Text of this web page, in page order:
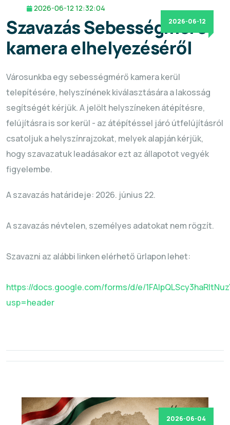
2026-06-12
2026-06-12 12:32:04
Szavazás Sebességmérő
kamera elhelyezéséről
Városunkba egy sebességmérő kamera kerül
telepítésére, helyszínének kiválasztására a lakosság
segítségét kérjük. A jelölt helyszíneken átépítésre,
felújításra is sor kerül - az átépítéssel járó útfelújításról
csatoljuk a helyszínrajzokat, melyek alapján kérjük,
hogy szavazatuk leadásakor ezt az állapotot vegyék
figyelembe.
A szavazás határideje: 2026. június 22.
A szavazás névtelen, személyes adatokat nem rögzít.
Szavazni az alábbi linken elérhető ürlapon lehet:
https://docs.google.com/forms/d/e/
usp=header
2026-06-04